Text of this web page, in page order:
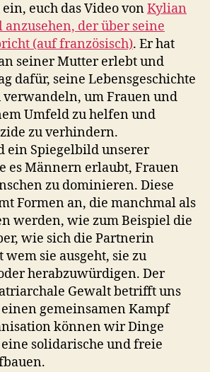
euch das Video vonKylian
der über seine
(auf französisch). Er hat
seiner Mutter erlebt und
dafür, seine Lebensgeschichte
um Frauen und
Umfeld zu helfen und
zu verhindern.
ein Spiegelbild unserer
es Männern erlaubt, Frauen
zu dominieren. Diese
Formen an, die manchmal als
werden, wie zum Beispiel die
wie sich die Partnerin
sie ausgeht, sie zu
herabzuwürdigen. Der
Gewalt betrifft uns
gemeinsamen Kampf
können wir Dinge
solidarische und freie